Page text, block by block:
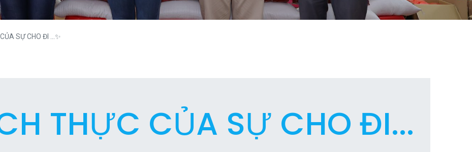
SỰ CHO ĐI ...✨
THỰC CỦA SỰ CHO ĐI...